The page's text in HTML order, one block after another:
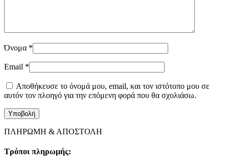
Όνομα *
Email *
Αποθήκευσε το όνομά μου, email, και τον ιστότοπο μου σε
αυτόν τον πλοηγό για την επόμενη φορά που θα σχολιάσω.
ΠΛΗΡΩΜΗ & ΑΠΟΣΤΟΛΗ
Τρόποι πληρωμής: